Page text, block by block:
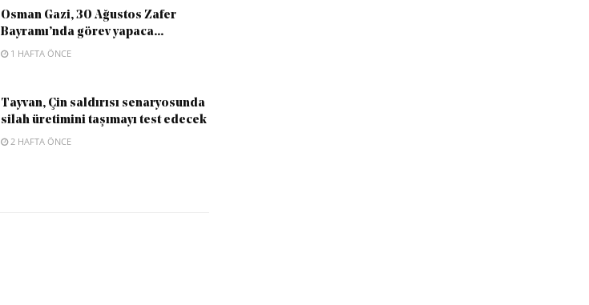
Osman Gazi, 30 Ağustos Zafer
Bayramı’nda görev yapaca...
1 HAFTA ÖNCE
Tayvan, Çin saldırısı senaryosunda
silah üretimini taşımayı test edecek
2 HAFTA ÖNCE